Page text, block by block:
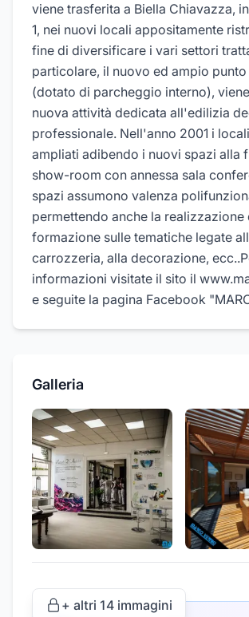
viene trasferita a Biella Chiavazza,
1, nei nuovi locali appositamente
fine di diversificare i vari settori
particolare, il nuovo ed ampio
(dotato di parcheggio interno),
nuova attività dedicata all'edilizia
professionale. Nell'anno 2001 i
ampliati adibendo i nuovi spazi alla
show-room con annessa sala
spazi assumono valenza
permettendo anche la realizzazione
formazione sulle tematiche legate
carrozzeria, alla decorazione,
informazioni visitate il sito il
e seguite la pagina Facebook
Galleria
+ altri 14 immagini